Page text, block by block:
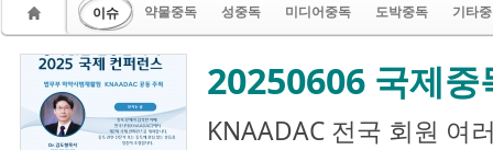
이슈 약물중독 성중독 미디어중독 도박중독 기타
20250606 국제중
KNAADAC 전국 회원 여